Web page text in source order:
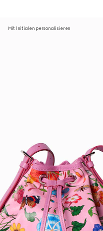
Mit Initialen personalisieren